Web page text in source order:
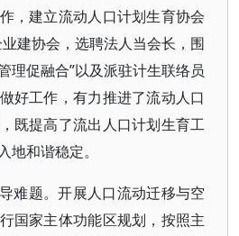
，建立流动人口计划生育协会
建协会，选聘法人当会长，围
理促融合”以及派驻计生联络员
好工作，有力推进了流动人口
既提高了流出人口计划生育工
地和谐稳定。
难题。开展人口流动迁移与空
国家主体功能区规划，按照主